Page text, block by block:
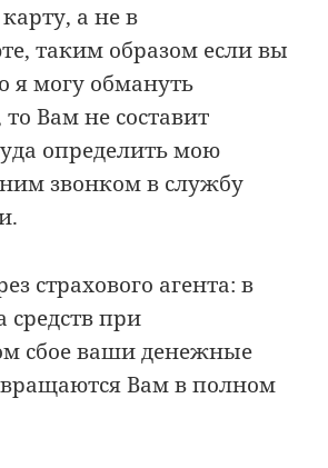
а не в
таким образом если вы
я могу обмануть
Вам не составит
определить мою
звонком в службу
страхового агента: в
средств при
сбое ваши денежные
Вам в полном